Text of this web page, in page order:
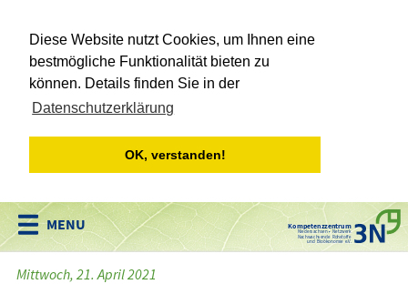
Diese Website nutzt Cookies, um Ihnen eine
bestmögliche Funktionalität bieten zu
können. Details finden Sie in der
Datenschutzerklärung
OK, verstanden!
Kompetenzzentrum
Niedersachsen • Netzwerk
Nachwachsende Rohstoffe
und Bioökonomie e.V.
Mittwoch, 21. April 2021